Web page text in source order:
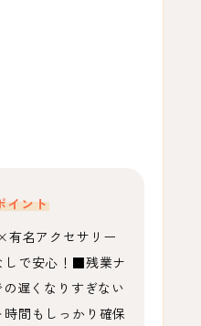
イント
有名アクセサリー
で安心！■残業ナ
遅くなりすぎない
間もしっかり確保